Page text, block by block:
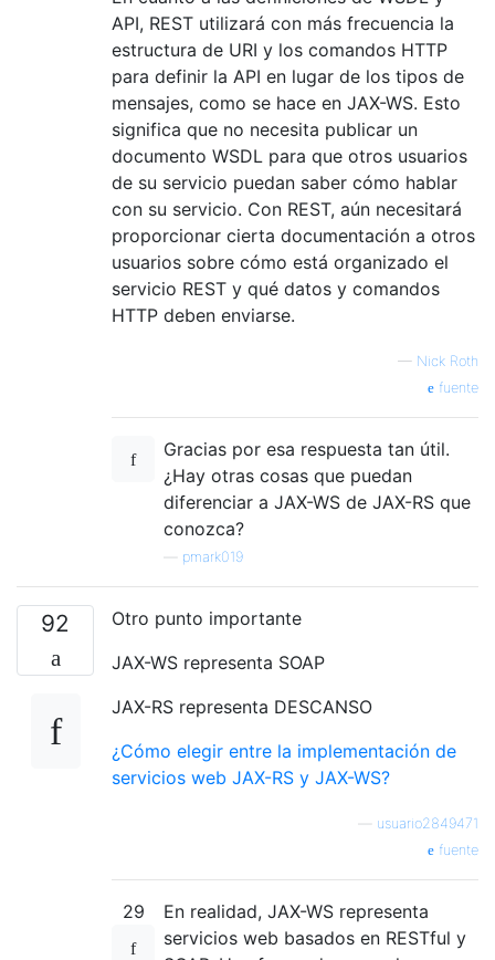
API, REST utilizará con más frecuencia la
estructura de URI y los comandos HTTP
para definir la API en lugar de los tipos de
mensajes, como se hace en JAX-WS. Esto
significa que no necesita publicar un
documento WSDL para que otros usuarios
de su servicio puedan saber cómo hablar
con su servicio. Con REST, aún necesitará
proporcionar cierta documentación a otros
usuarios sobre cómo está organizado el
servicio REST y qué datos y comandos
HTTP deben enviarse.
— Nick Roth
fuente
Gracias por esa respuesta tan útil.
¿Hay otras cosas que puedan
diferenciar a JAX-WS de JAX-RS que
conozca?
pmark019
92
Otro punto importante
JAX-WS representa SOAP
JAX-RS representa DESCANSO
¿Cómo elegir entre la implementación de
servicios web JAX-RS y JAX-WS?
usuario2849471
fuente
29
En realidad, JAX-WS representa
servicios web basados ​​en RESTful y